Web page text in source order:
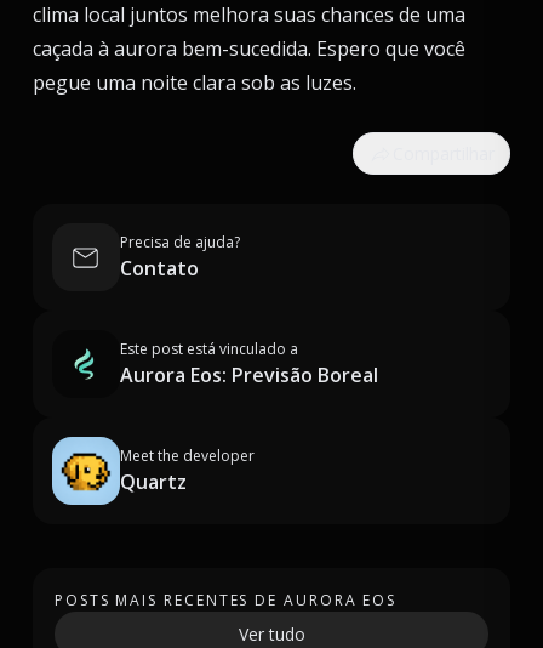
clima local juntos melhora suas chances de uma
caçada à aurora bem-sucedida. Espero que você
pegue uma noite clara sob as luzes.
Precisa de ajuda?
Contato
Este post está vinculado a
Aurora Eos: Previsão Boreal
Meet the developer
Quartz
POSTS MAIS RECENTES DE AURORA EOS
Ver tudo